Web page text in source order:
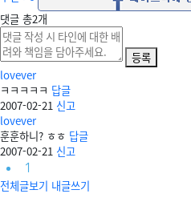
댓글 총2개
등록
lovever
ㅋㅋㅋㅋㅋ 답글
2007-02-21 신고
lovever
훈훈하니? ㅎㅎ 답글
2007-02-21 신고
1
전체글보기 내글쓰기